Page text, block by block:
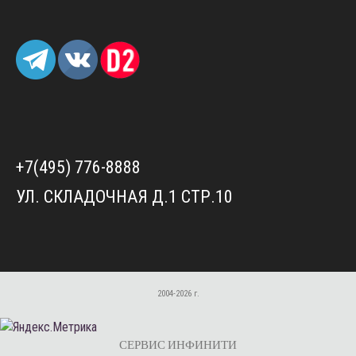
+7(495) 776-8888
УЛ. СКЛАДОЧНАЯ Д.1 СТР.10
2004-2026 г.
СЕРВИС ИНФИНИТИ